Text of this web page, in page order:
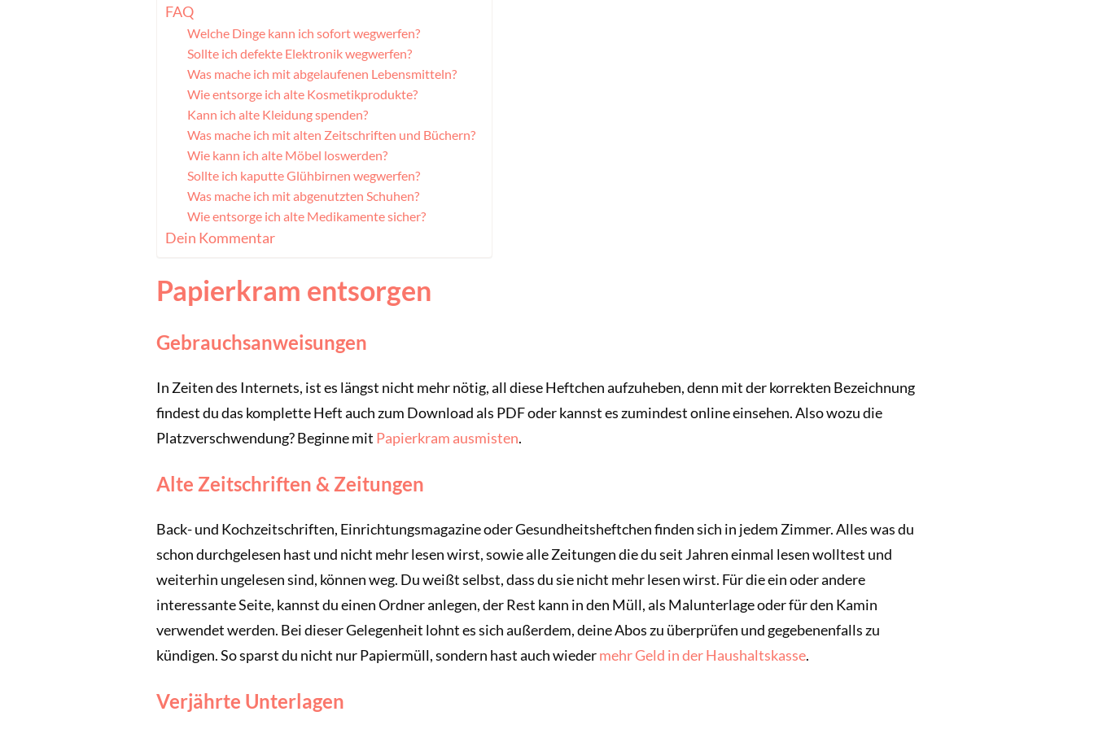
FAQ
Welche Dinge kann ich sofort wegwerfen?
Sollte ich defekte Elektronik wegwerfen?
Was mache ich mit abgelaufenen Lebensmitteln?
Wie entsorge ich alte Kosmetikprodukte?
Kann ich alte Kleidung spenden?
Was mache ich mit alten Zeitschriften und Büchern?
Wie kann ich alte Möbel loswerden?
Sollte ich kaputte Glühbirnen wegwerfen?
Was mache ich mit abgenutzten Schuhen?
Wie entsorge ich alte Medikamente sicher?
Dein Kommentar
Papierkram entsorgen
Gebrauchsanweisungen
In Zeiten des Internets, ist es längst nicht mehr nötig, all diese Heftchen aufzuheben, denn mit der korrekten Bezeichnung
findest du das komplette Heft auch zum Download als PDF oder kannst es zumindest online einsehen. Also wozu die
Platzverschwendung? Beginne mit Papierkram ausmisten.
Alte Zeitschriften & Zeitungen
Back- und Kochzeitschriften, Einrichtungsmagazine oder Gesundheitsheftchen finden sich in jedem Zimmer. Alles was du
schon durchgelesen hast und nicht mehr lesen wirst, sowie alle Zeitungen die du seit Jahren einmal lesen wolltest und
weiterhin ungelesen sind, können weg. Du weißt selbst, dass du sie nicht mehr lesen wirst. Für die ein oder andere
interessante Seite, kannst du einen Ordner anlegen, der Rest kann in den Müll, als Malunterlage oder für den Kamin
verwendet werden. Bei dieser Gelegenheit lohnt es sich außerdem, deine Abos zu überprüfen und gegebenenfalls zu
kündigen. So sparst du nicht nur Papiermüll, sondern hast auch wiedermehr Geld in der Haushaltskasse.
Verjährte Unterlagen